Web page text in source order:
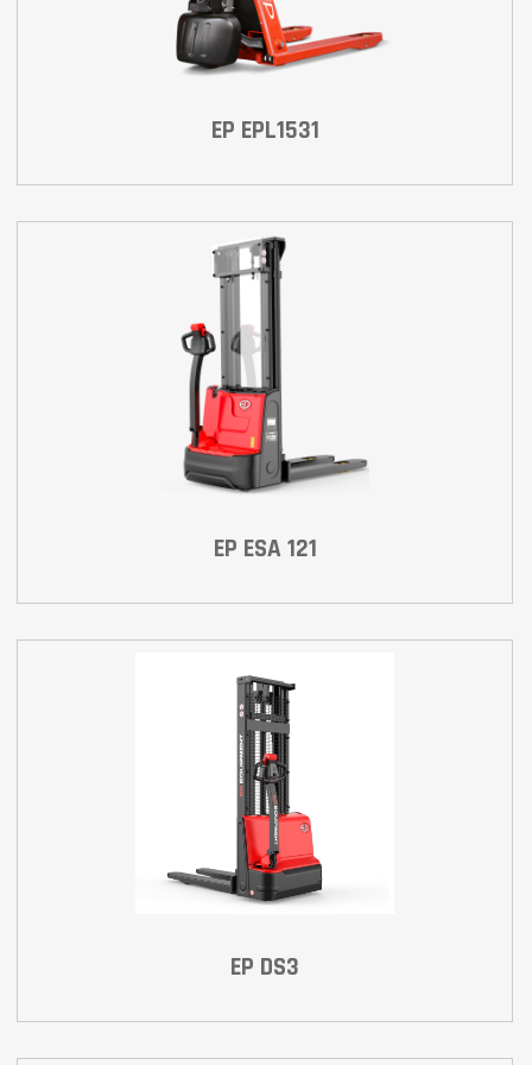
EP EPL1531
EP ESA 121
EP DS3